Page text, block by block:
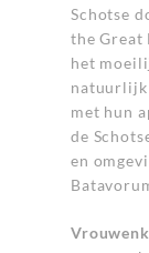
Schotse
the Great
het
natuurlijk
met hun
de
en